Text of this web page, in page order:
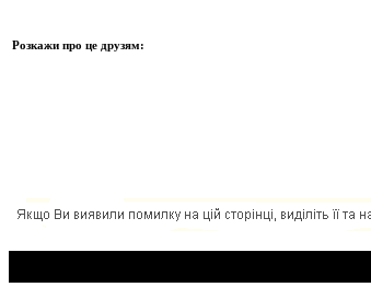
Розкажи про це друзям: